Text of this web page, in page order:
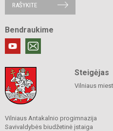
RAŠYKITE
Bendraukime
Steigėjas
Vilniaus
Vilniaus Antakalnio progimnazija
Savivaldybės biudžetinė įstaiga